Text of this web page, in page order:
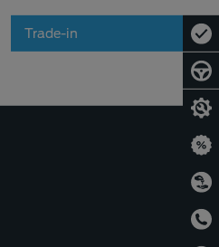
Trade-in